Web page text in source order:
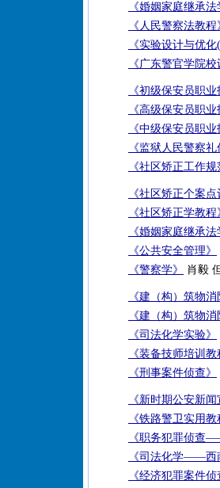
《婚姻家庭继承法
《人民警察法教程
《实验设计与优
《广东警官学院校
《初级保安员职业
《高级保安员职业
《中级保安员职业
《监狱人民警察礼
《社区矫正工作规
《社区矫正个案点
《社区矫正学教程
《婚姻家庭继承法
《公共安全管理》
《警察学》
肖毅
《建（构）筑物
《建（构）筑物
《司法化学实验》
《装备技师培训教
《刑事案件侦查》
《新时期公安新闻
《铁路警卫实用教
《职务犯罪侦查
《司法化学——西
《经济犯罪案件